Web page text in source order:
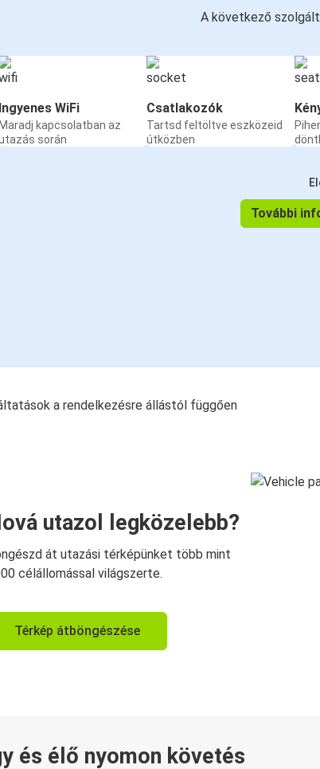
A következő
Ingyenes WiFi
Maradj kapcsolatban az
során
Csatlakozók
Tartsd feltöltve eszközeid
útközben
További
a rendelkezésre állástól függően
utazol legközelebb?
át utazási térképünket több mint
célállomással világszerte.
Térkép átböngészése
és élő nyomon követés